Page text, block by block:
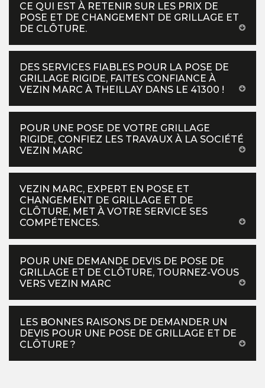
CE QUI EST À RETENIR SUR LES PRIX DE
POSE ET DE CHANGEMENT DE GRILLAGE ET
DE CLÔTURE.
DES SERVICES FIABLES POUR LA POSE DE
GRILLAGE RIGIDE, FAITES CONFIANCE À
VEZIN MARC À THEILLAY DANS LE 41300 !
POUR UNE POSE DE VOTRE GRILLAGE
RIGIDE, CONFIEZ LES TRAVAUX À LA SOCIÉTÉ
VEZIN MARC
VEZIN MARC, EXPERT EN POSE ET
CHANGEMENT DE GRILLAGE ET DE
CLÔTURE, MET À VOTRE SERVICE SES
COMPÉTENCES.
POUR UNE DEMANDE DEVIS DE POSE DE
GRILLAGE ET DE CLÔTURE, TOURNEZ-VOUS
VERS VEZIN MARC
LES BONNES RAISONS DE DEMANDER UN
DEVIS POUR UNE POSE DE GRILLAGE ET DE
CLÔTURE ?